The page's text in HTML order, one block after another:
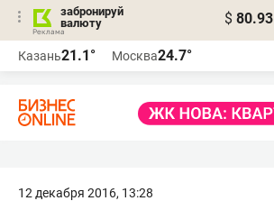
забронируй
валюту
$ 80.93
Казань21.1° Москва24.7°
12 декабря 2016, 13:28